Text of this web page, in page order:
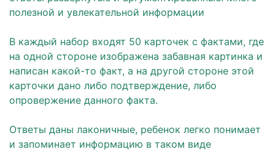
полезной и увлекательной информации
В каждый набор входят 50 карточек с фактами, где
на одной стороне изображена забавная картинка и
написан какой-то факт, а на другой стороне этой
карточки дано либо подтверждение, либо
опровержение данного факта.
Ответы даны лаконичные, ребенок легко понимает
и запоминает информацию в таком виде